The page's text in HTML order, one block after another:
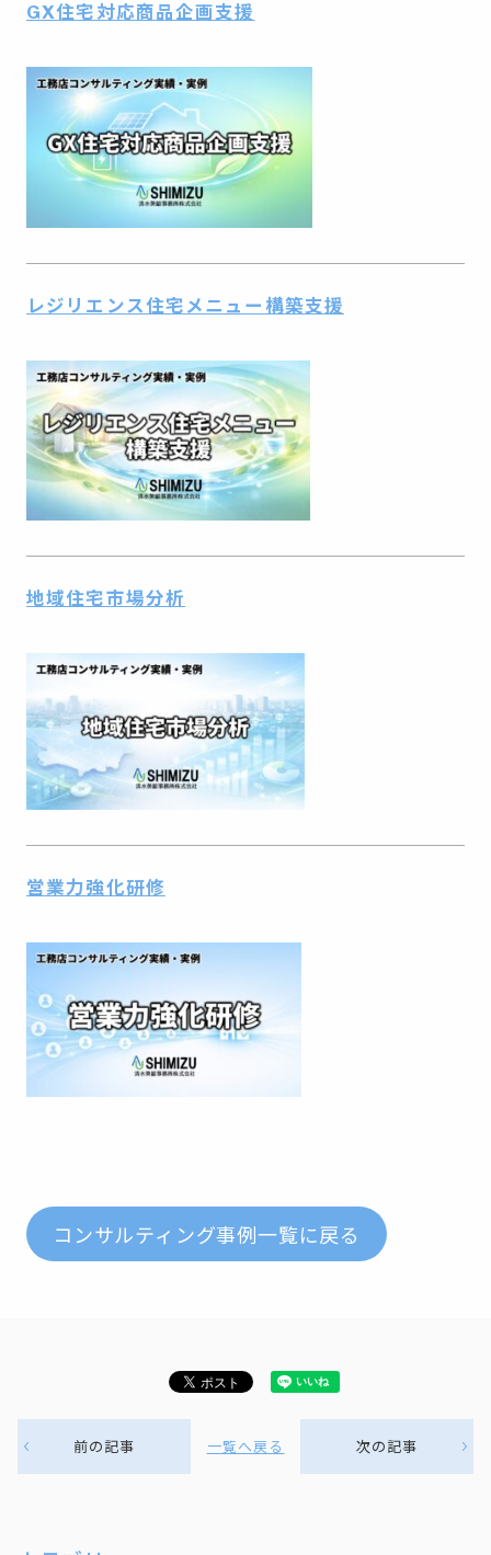
GX住宅対応商品企画支援
レジリエンス住宅メニュー構築支援
地域住宅市場分析
営業力強化研修
コンサルティング事例一覧に戻る
前の記事 一覧へ戻る 次の記事